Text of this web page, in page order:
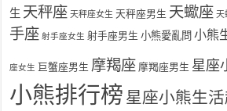
生 天秤座 天秤座女生 天秤座男生 天蠍座 天
手座 射手座女生 射手座男生 小熊愛亂問 小熊
座女生 巨蟹座男生 摩羯座 摩羯座男生 星座
小熊排行榜 星座小熊生